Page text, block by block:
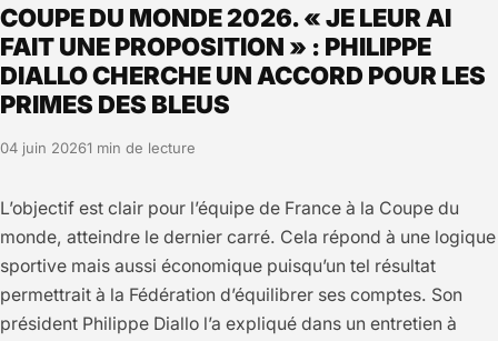
COUPE DU MONDE 2026. « JE LEUR AI
FAIT UNE PROPOSITION » : PHILIPPE
DIALLO CHERCHE UN ACCORD POUR LES
PRIMES DES BLEUS
04 juin 20261 min de lecture
L’objectif est clair pour l’équipe de France à la Coupe du
monde, atteindre le dernier carré. Cela répond à une logique
sportive mais aussi économique puisqu’un tel résultat
permettrait à la Fédération d’équilibrer ses comptes. Son
président Philippe Diallo l’a expliqué dans un entretien à